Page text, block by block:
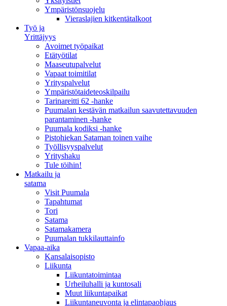
Ympäristönsuojelu
Vieraslajien kitkentätalkoot
Työ ja
Yrittäjyys
Avoimet työpaikat
Etätyötilat
Maaseutupalvelut
Vapaat toimitilat
Yrityspalvelut
Ympäristötaideteoskilpailu
Tarinareitti 62 -hanke
Puumalan kestävän matkailun saavutettavuuden
parantaminen -hanke
Puumala kodiksi -hanke
Pistohiekan Sataman toinen vaihe
Työllisyyspalvelut
Yrityshaku
Tule töihin!
Matkailu ja
satama
Visit Puumala
Tapahtumat
Tori
Satama
Satamakamera
Puumalan tukkilauttainfo
Vapaa-aika
Kansalaisopisto
Liikunta
Liikuntatoimintaa
Urheiluhalli ja kuntosali
Muut liikuntapaikat
Liikuntaneuvonta ja elintapaohjaus